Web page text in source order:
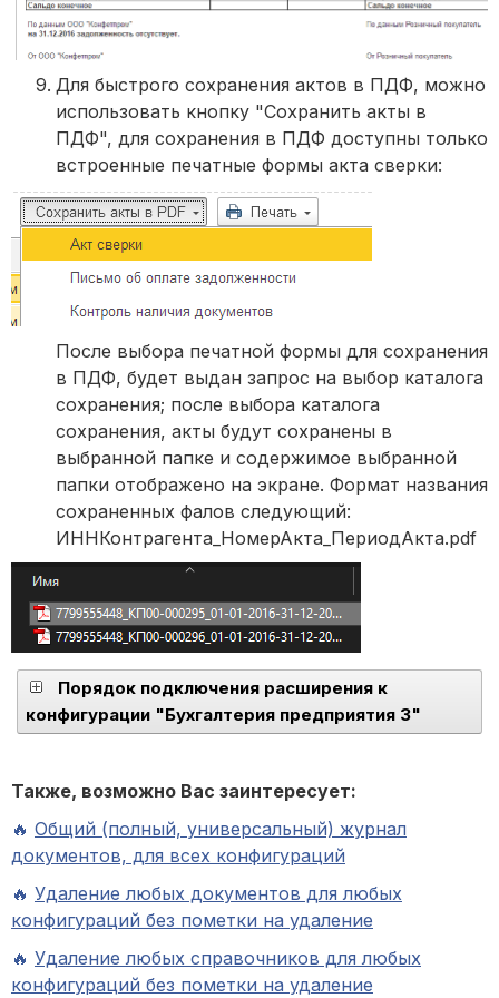
Для быстрого сохранения актов в ПДФ, можно
использовать кнопку "Сохранить акты в
ПДФ", для сохранения в ПДФ доступны только
встроенные печатные формы акта сверки:
После выбора печатной формы для сохранения
в ПДФ, будет выдан запрос на выбор каталога
сохранения; после выбора каталога
сохранения, акты будут сохранены в
выбранной папке и содержимое выбранной
папки отображено на экране. Формат названия
сохраненных фалов следующий:
ИННКонтрагента_НомерАкта_ПериодАкта.pdf
Порядок подключения расширения к
конфигурации "Бухгалтерия предприятия 3"
Также, возможно Вас заинтересует:
🔥 Общий (полный, универсальный) журнал
документов, для всех конфигураций
🔥 Удаление любых документов для любых
конфигураций без пометки на удаление
🔥 Удаление любых справочников для любых
конфигураций без пометки на удаление